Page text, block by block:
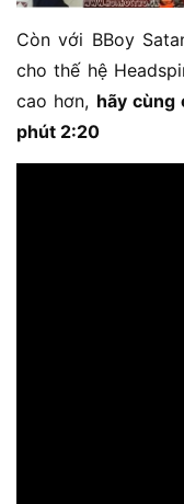
Còn với BBoy
cho thế hệ
cao hơn, hãy cùng
phút 2:20